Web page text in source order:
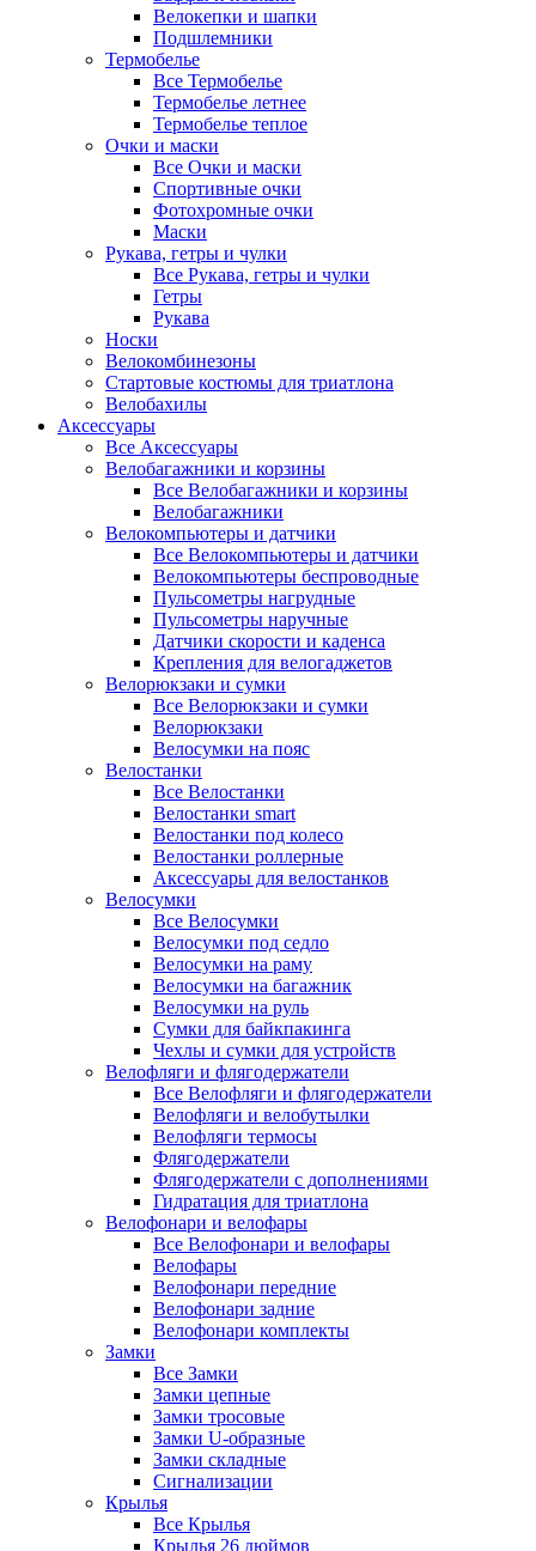
Велокепки и шапки
Подшлемники
Термобелье
Все Термобелье
Термобелье летнее
Термобелье теплое
Очки и маски
Все Очки и маски
Спортивные очки
Фотохромные очки
Маски
Рукава, гетры и чулки
Все Рукава, гетры и чулки
Гетры
Рукава
Носки
Велокомбинезоны
Стартовые костюмы для триатлона
Велобахилы
Аксессуары
Все Аксессуары
Велобагажники и корзины
Все Велобагажники и корзины
Велобагажники
Велокомпьютеры и датчики
Все Велокомпьютеры и датчики
Велокомпьютеры беспроводные
Пульсометры нагрудные
Пульсометры наручные
Датчики скорости и каденса
Крепления для велогаджетов
Велорюкзаки и сумки
Все Велорюкзаки и сумки
Велорюкзаки
Велосумки на пояс
Велостанки
Все Велостанки
Велостанки smart
Велостанки под колесо
Велостанки роллерные
Аксессуары для велостанков
Велосумки
Все Велосумки
Велосумки под седло
Велосумки на раму
Велосумки на багажник
Велосумки на руль
Сумки для байкпакинга
Чехлы и сумки для устройств
Велофляги и флягодержатели
Все Велофляги и флягодержатели
Велофляги и велобутылки
Велофляги термосы
Флягодержатели
Флягодержатели с дополнениями
Гидратация для триатлона
Велофонари и велофары
Все Велофонари и велофары
Велофары
Велофонари передние
Велофонари задние
Велофонари комплекты
Замки
Все Замки
Замки цепные
Замки тросовые
Замки U-образные
Замки складные
Сигнализации
Крылья
Все Крылья
Крылья 26 дюймов